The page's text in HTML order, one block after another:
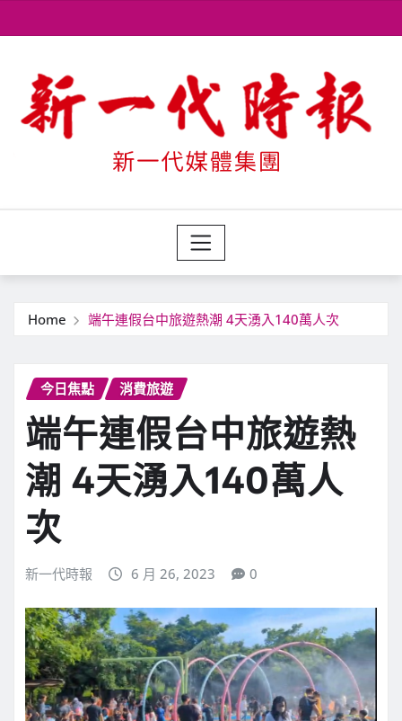
to
Home 端午連假台中旅遊熱潮 4天湧入140萬人次
今日焦點 消費旅遊
端午連假台中旅遊熱
潮 4天湧入140萬人
次
新一代時報 6 月 26, 2023 0